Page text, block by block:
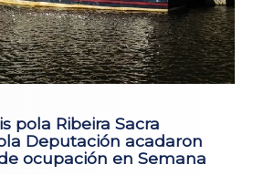
pola Ribeira Sacra
Deputación acadaron
ocupación en Semana